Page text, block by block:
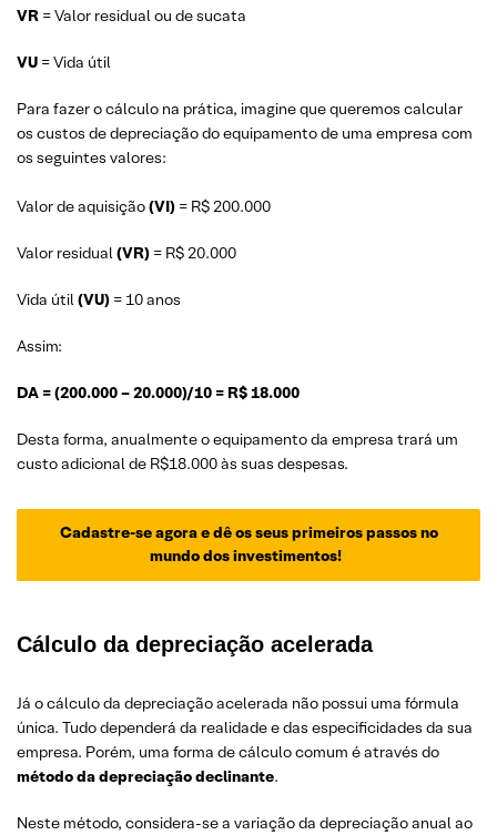
VR = Valor residual ou de sucata
VU = Vida útil
Para fazer o cálculo na prática, imagine que queremos calcular
os custos de depreciação do equipamento de uma empresa com
os seguintes valores:
Valor de aquisição(VI) = R$ 200.000
Valor residual(VR) = R$ 20.000
Vida útil(VU) = 10 anos
Assim:
DA = (200.000 – 20.000)/10 = R$ 18.000
Desta forma, anualmente o equipamento da empresa trará um
custo adicional de R$18.000 às suas despesas.
Cadastre-se agora e dê os seus primeiros passos no
mundo dos investimentos!
Cálculo da depreciação acelerada
Já o cálculo da depreciação acelerada não possui uma fórmula
única. Tudo dependerá da realidade e das especificidades da sua
empresa. Porém, uma forma de cálculo comum é através do
método da depreciação declinante.
Neste método, considera-se a variação da depreciação anual ao